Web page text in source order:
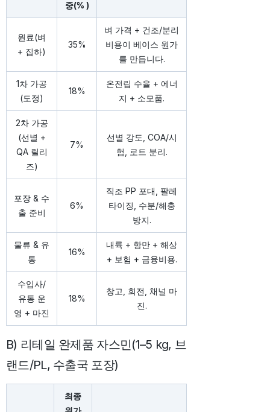
중(% )
원료(벼
+ 집하)
35%
벼 가격 + 건조/분리
비용이 베이스 원가
를 만듭니다.
1차 가공
(도정)
18%
온전립 수율 + 에너
지 + 소모품.
2차 가공
(선별 +
QA 릴리
즈)
7%
선별 강도, COA/시
험, 로트 분리.
포장 & 수
출 준비
6%
직조 PP 포대, 팔레
타이징, 수분/해충
방지.
물류 & 유
통
16%
내륙 + 항만 + 해상
+ 보험 + 금융비용.
수입사/
유통 운
영 + 마진
18%
창고, 회전, 채널 마
진.
B) 리테일 완제품 자스민(1–5 kg, 브
랜드/PL, 수출국 포장)
최종